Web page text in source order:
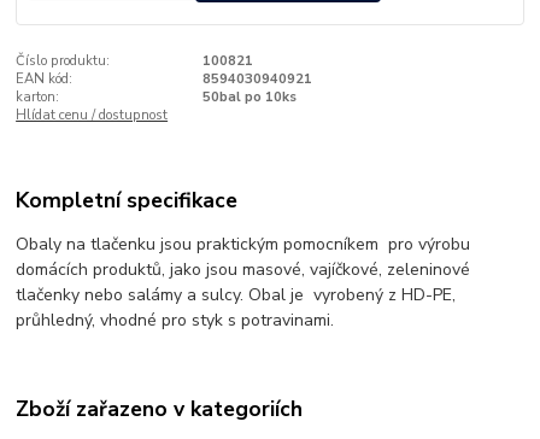
Číslo produktu:
100821
EAN kód:
8594030940921
karton:
50bal po 10ks
Hlídat cenu / dostupnost
Kompletní specifikace
Obaly na tlačenku jsou praktickým pomocníkem pro výrobu
domácích produktů, jako jsou masové, vajíčkové, zeleninové
tlačenky nebo salámy a sulcy. Obal je vyrobený z HD-PE,
průhledný, vhodné pro styk s potravinami.
Zboží zařazeno v kategoriích